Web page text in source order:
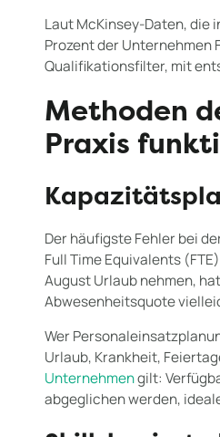
Laut McKinsey-Daten, die
Prozent der Unternehmen
Qualifikationsfilter, mit
Methoden
Praxis
Der häufigste Fehler bei
Full Time Equivalents
August Urlaub nehmen,
Abwesenheitsquote
Wer
Urlaub, Krankheit,
Unternehmengilt:
abgeglichen werden,